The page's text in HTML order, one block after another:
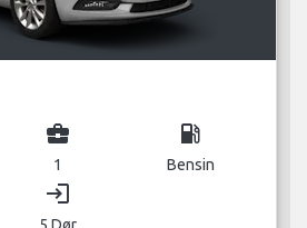
business_center
1
local_gas_station
Bensin
login